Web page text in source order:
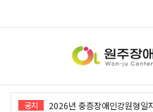
공지 2026년 중증장애인강원형일